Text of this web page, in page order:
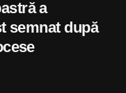
a
semnat după